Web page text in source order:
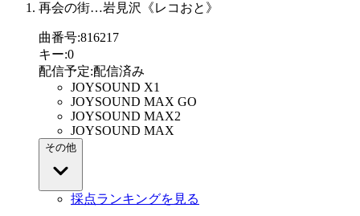
再会の街…岩見沢《レコおと》
曲番号:816217
キー:0
配信予定:配信済み
JOYSOUND X1
JOYSOUND MAX GO
JOYSOUND MAX2
JOYSOUND MAX
その他
採点ランキングを見る